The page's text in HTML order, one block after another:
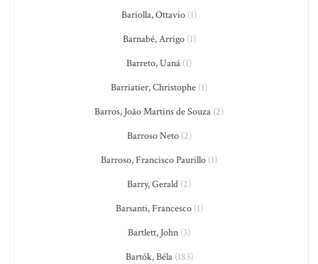
Bariolla, Ottavio (1)
Barnabé, Arrigo(1)
Barreto, Uaná (1)
Barriatier, Christophe (1)
Barros, João Martins de Souza (2)
Barroso Neto(2)
Barroso, Francisco Paurillo (1)
Barry, Gerald (2)
Barsanti, Francesco(1)
Bartlett, John (3)
Bartók, Béla(183)